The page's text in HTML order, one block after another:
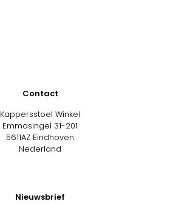
Contact
Kappersstoel Winkel
Emmasingel 31-201
5611AZ Eindhoven
Nederland
Nieuwsbrief